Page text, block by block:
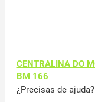
CENTRALINA DO
BM 166
¿Precisas de